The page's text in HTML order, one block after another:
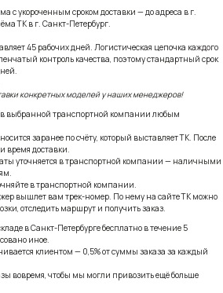
с укороченным сроком доставки — до адреса в г.
ТК в г. Санкт-Петербург.
45 рабочих дней. Логистическая цепочка каждого
контроль качества, поэтому стандартный срок
конкретных моделей у наших менеджеров!
выбранной транспортной компании любым
заранее по счёту, который выставляет ТК. После
время доставки.
уточняется в транспортной компании — наличными
в транспортной компании.
вышлет вам трек-номер. По нему на сайте ТК можно
отследить маршрут и получить заказ.
в Санкт-Петербурге бесплатно в течение 5
иное.
клиентом — 0,5% от суммы заказа за каждый
вовремя, чтобы мы могли привозить ещё больше